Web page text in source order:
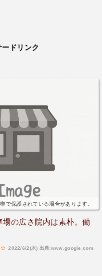
ードリンク
で保護されている場合があります。
の広さ院内は素朴。働
2022/6/2(木) 出典:www.google.com